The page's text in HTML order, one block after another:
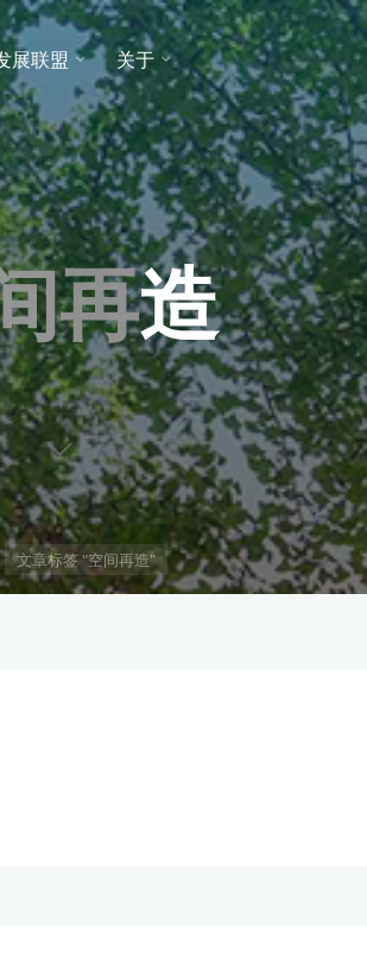
展联盟 关于
再造
文章标签 "空间再造"